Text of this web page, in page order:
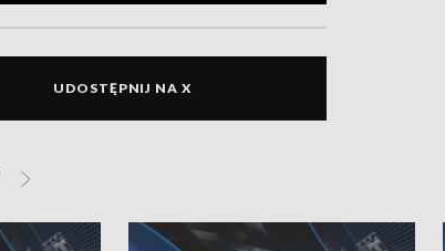
UDOSTĘPNIJ NA X